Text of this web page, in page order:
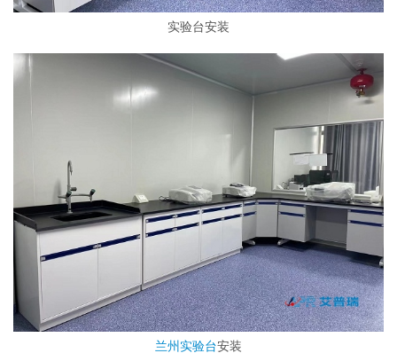
实验台安装
兰州实验台安装